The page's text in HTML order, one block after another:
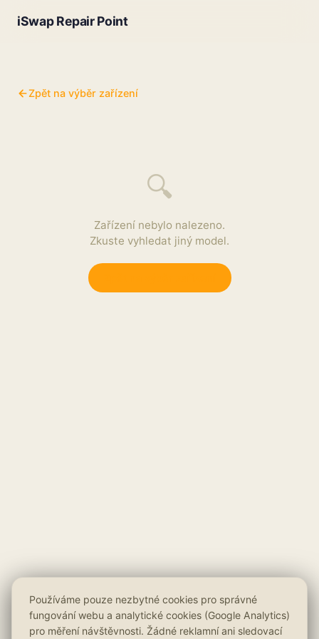
iSwap Repair Point
Zpět na výběr zařízení
🔍
Zařízení nebylo nalezeno.
Zkuste vyhledat jiný model.
Používáme pouze nezbytné cookies pro správné
fungování webu a analytické cookies (Google Analytics)
pro měření návštěvnosti. Žádné reklamní ani sledovací